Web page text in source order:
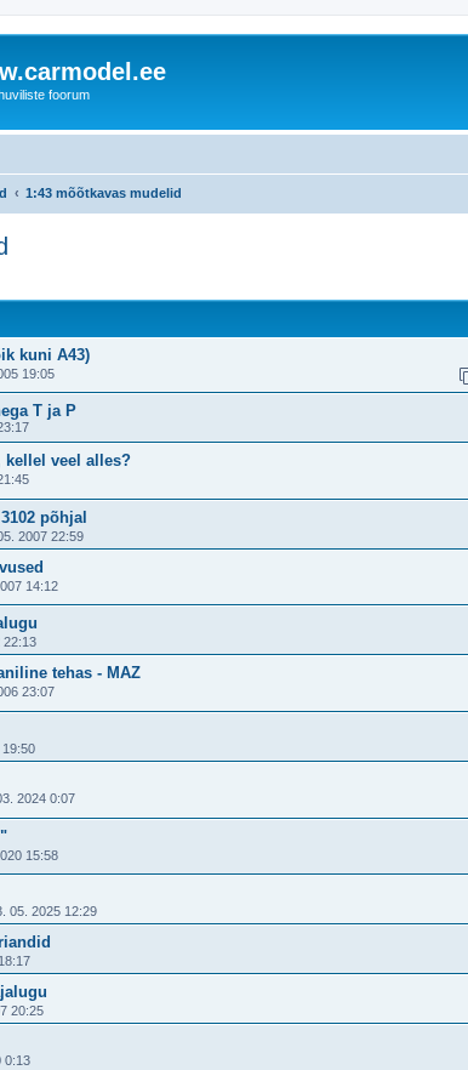
foorum
1:43 mõõtkavas mudelid
kuni A43)
19:05
T ja P
kellel veel alles?
põhjal
2007 22:59
14:12
22:13
tehas - MAZ
23:07
19:50
2024 0:07
15:58
05. 2025 12:29
20:25
0:13